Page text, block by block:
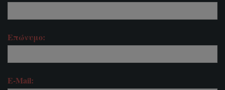
Επώνυμο:
E-Mail: